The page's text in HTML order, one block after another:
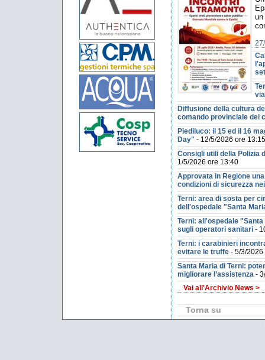
Diffusione della cultura
comando provinciale dei
Piediluco: il 15 ed il 16
Day" - 12/5/2026 ore 13:15
Consigli utili della Polizia
1/5/2026 ore 13:40
Approvata in Regione
condizioni di sicurezza
Terni: area di sosta per
dell'ospedale "Santa
Terni: all'ospedale
sugli operatori sanitari -
Terni: i carabinieri
evitare le truffe - 5/3/
Santa Maria di Terni:
migliorare l’assistenza -
Vai all'Archivio News >
Torna su